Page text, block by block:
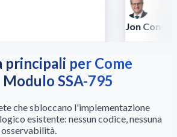
Jon Conradt
principali per Come
SSA-795
che sbloccano l'implementazione
esistente: nessun codice, nessuna